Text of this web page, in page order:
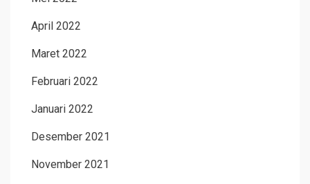
April 2022
Maret 2022
Februari 2022
Januari 2022
Desember 2021
November 2021